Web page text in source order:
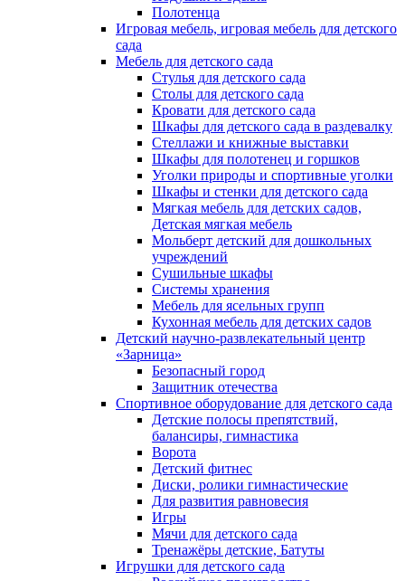
Полотенца
Игровая мебель, игровая мебель для детского
сада
Мебель для детского сада
Стулья для детского сада
Столы для детского сада
Кровати для детского сада
Шкафы для детского сада в раздевалку
Стеллажи и книжные выставки
Шкафы для полотенец и горшков
Уголки природы и спортивные уголки
Шкафы и стенки для детского сада
Мягкая мебель для детских садов,
Детская мягкая мебель
Мольберт детский для дошкольных
учреждений
Сушильные шкафы
Системы хранения
Мебель для ясельных групп
Кухонная мебель для детских садов
Детский научно-развлекательный центр
«Зарница»
Безопасный город
Защитник отечества
Спортивное оборудование для детского сада
Детские полосы препятствий,
балансиры, гимнастика
Ворота
Детский фитнес
Диски, ролики гимнастические
Для развития равновесия
Игры
Мячи для детского сада
Тренажёры детские, Батуты
Игрушки для детского сада